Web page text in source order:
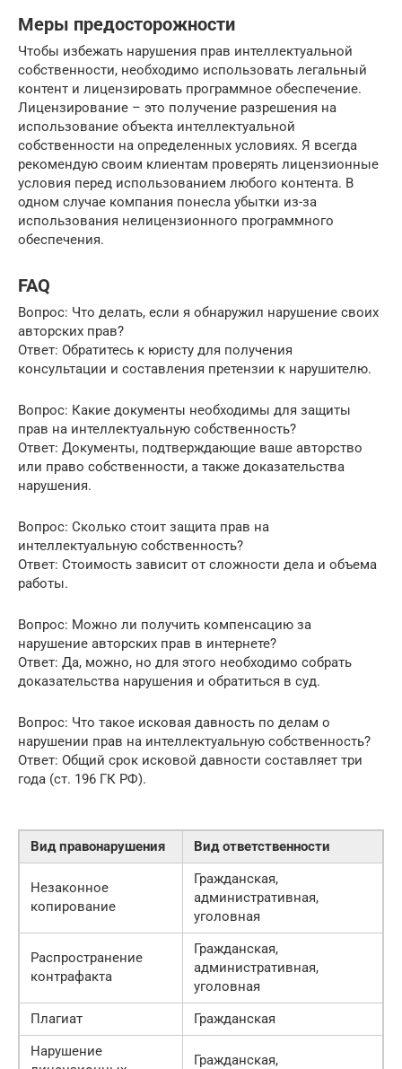
Меры предосторожности
Чтобы избежать нарушения прав интеллектуальной
собственности, необходимо использовать легальный
контент и лицензировать программное обеспечение.
Лицензирование – это получение разрешения на
использование объекта интеллектуальной
собственности на определенных условиях. Я всегда
рекомендую своим клиентам проверять лицензионные
условия перед использованием любого контента. В
одном случае компания понесла убытки из-за
использования нелицензионного программного
обеспечения.
FAQ
Вопрос: Что делать, если я обнаружил нарушение своих
авторских прав?
Ответ: Обратитесь к юристу для получения
консультации и составления претензии к нарушителю.
Вопрос: Какие документы необходимы для защиты
прав на интеллектуальную собственность?
Ответ: Документы, подтверждающие ваше авторство
или право собственности, а также доказательства
нарушения.
Вопрос: Сколько стоит защита прав на
интеллектуальную собственность?
Ответ: Стоимость зависит от сложности дела и объема
работы.
Вопрос: Можно ли получить компенсацию за
нарушение авторских прав в интернете?
Ответ: Да, можно, но для этого необходимо собрать
доказательства нарушения и обратиться в суд.
Вопрос: Что такое исковая давность по делам о
нарушении прав на интеллектуальную собственность?
Ответ: Общий срок исковой давности составляет три
года (ст. 196 ГК РФ).
Вид правонарушения Вид ответственности
Незаконное
копирование
Гражданская,
административная,
уголовная
Распространение
контрафакта
Гражданская,
административная,
уголовная
Плагиат
Гражданская
Нарушение
Гражданская,